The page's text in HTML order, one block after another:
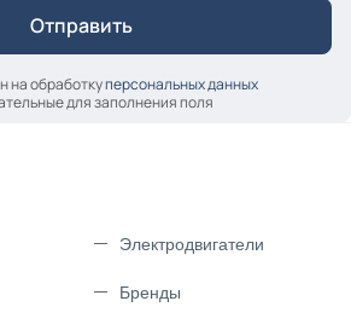
на обработкуперсональных данных
для заполнения поля
Электродвигатели
Бренды